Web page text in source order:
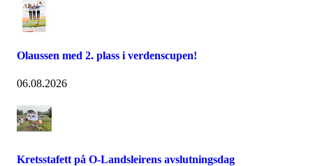
Olaussen med 2. plass i verdenscupen!
06.08.2026
Kretsstafett på O-Landsleirens avslutningsdag